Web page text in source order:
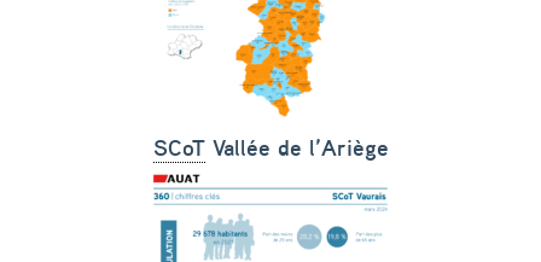
SCoTVallée de l’Ariège